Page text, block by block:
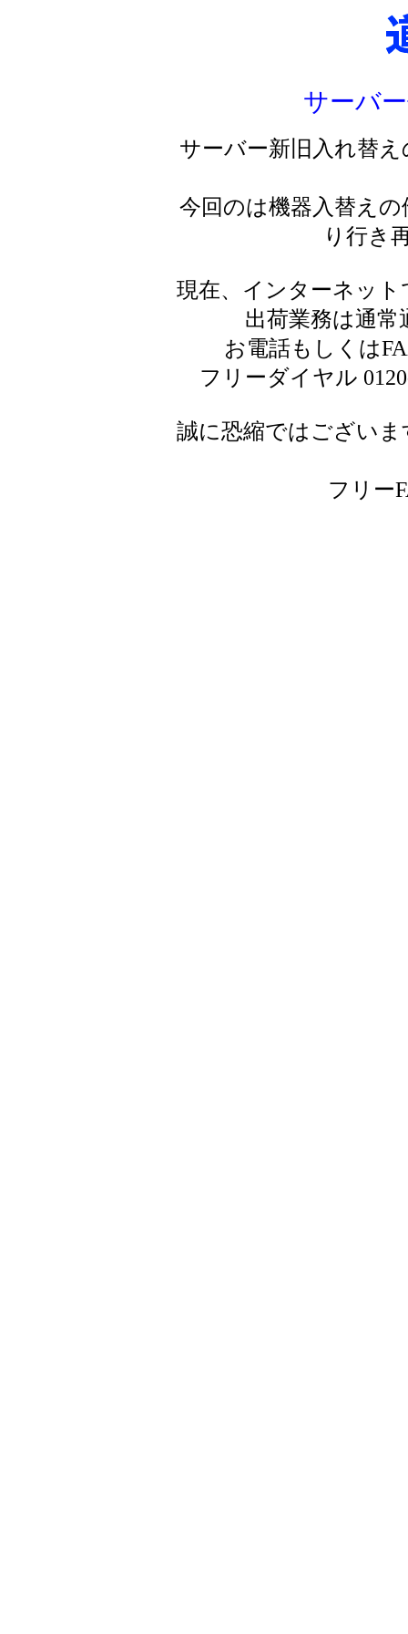
サーバ
サーバー新旧入れ替
今回のは機器入替え
り行き
現在、インターネッ
出荷業務は通
お電話もしくは
フリーダイヤル
誠に恐縮ではござい
フリー